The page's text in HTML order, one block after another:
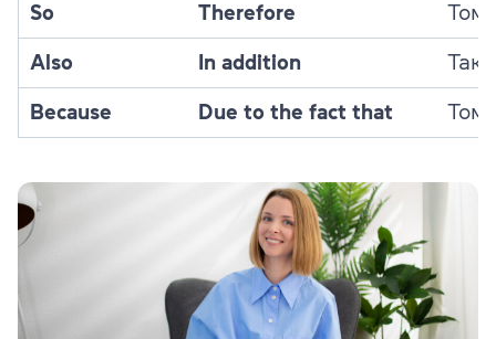
So Therefore Тому
Also In addition
Because Due to the fact that